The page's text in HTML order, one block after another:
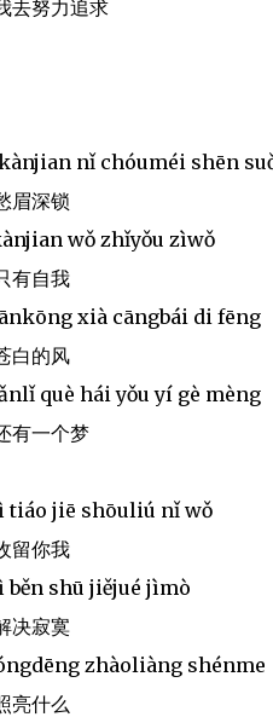
去努力追求
nǐ chóuméi shēn
眉深锁
wǒ zhǐyǒu zìwǒ
有自我
xià cāngbái di fēng
白的风
què hái yǒu yí gè mèng
有一个梦
tiáo jiē shōuliú nǐ wǒ
留你我
běn shū jiějué jìmò
决寂寞
zhàoliàng shénme
亮什么